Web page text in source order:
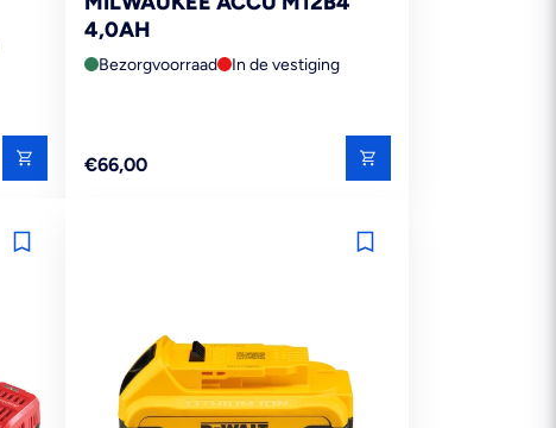
4,0AH
Bezorgvoorraad In de vestiging
Reguliere
€66,00